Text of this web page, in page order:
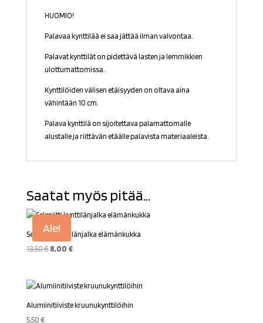
HUOMIO!
Palavaa kynttilää ei saa jättää ilman valvontaa.
Palavat kynttilät on pidettävä lasten ja lemmikkien
ulottumattomissa.
Kynttilöiden välisen etäisyyden on oltava aina
vähintään 10 cm.
Palava kynttilä on sijoitettava palamattomalle
alustalle ja riittävän etäälle palavista materiaaleista.
Saatat myös pitää...
Ale!
Seleniitti kynttilänjalka elämänkukka
13,50€ Alkuperäinen
13,50 €.
8,00 €Nykyinen
8,00 €.
Alumiinitiiviste kruunukynttilöihin
5,50€